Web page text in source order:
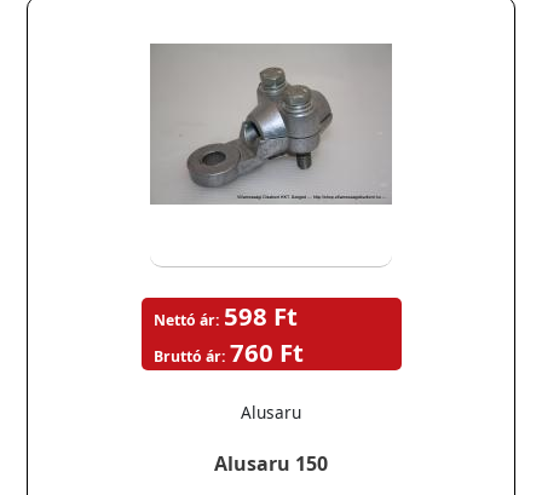
Alusaru 150
Alusaru
Nettó ár: 598 Ft
Bruttó ár: 760 Ft